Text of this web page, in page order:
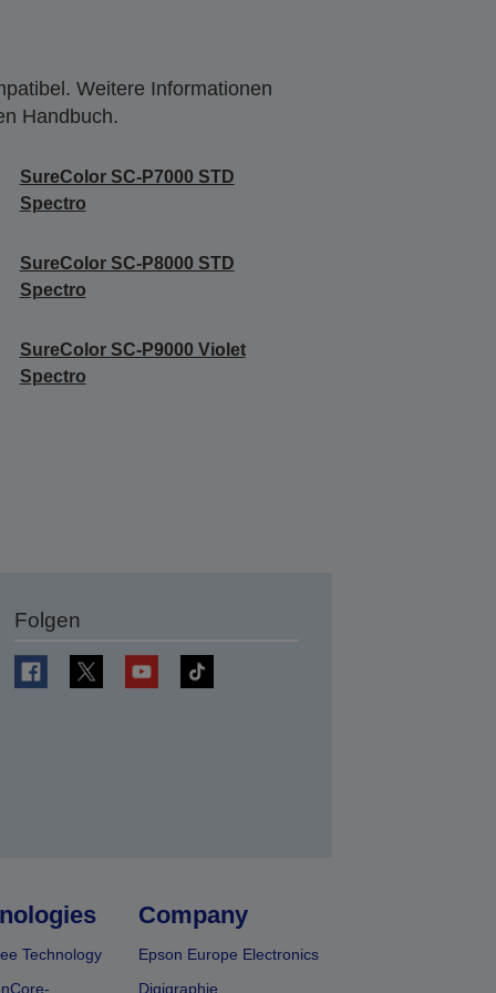
Weitere Informationen
Handbuch.
SureColor SC-P7000 STD
Spectro
SureColor SC-P8000 STD
Spectro
SureColor SC-P9000 Violet
Spectro
Folgen
Technology
Company
Epson Europe Electronics
Digigraphie